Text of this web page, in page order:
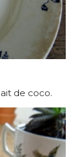
de coco.